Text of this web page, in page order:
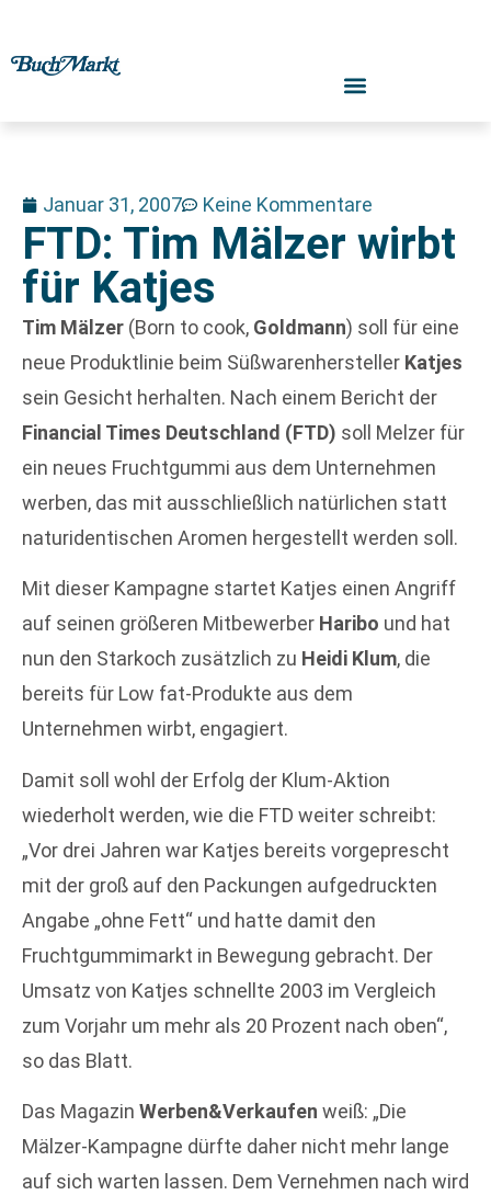
Januar 31, 2007 Keine Kommentare
FTD: Tim Mälzer wirbt
für Katjes
Tim Mälzer (Born to cook, Goldmann) soll für eine
neue Produktlinie beim Süßwarenhersteller Katjes
sein Gesicht herhalten. Nach einem Bericht der
Financial Times Deutschland (FTD) soll Melzer für
ein neues Fruchtgummi aus dem Unternehmen
werben, das mit ausschließlich natürlichen statt
naturidentischen Aromen hergestellt werden soll.
Mit dieser Kampagne startet Katjes einen Angriff
auf seinen größeren Mitbewerber Haribo und hat
nun den Starkoch zusätzlich zu Heidi Klum, die
bereits für Low fat-Produkte aus dem
Unternehmen wirbt, engagiert.
Damit soll wohl der Erfolg der Klum-Aktion
wiederholt werden, wie die FTD weiter schreibt:
„Vor drei Jahren war Katjes bereits vorgeprescht
mit der groß auf den Packungen aufgedruckten
Angabe „ohne Fett“ und hatte damit den
Fruchtgummimarkt in Bewegung gebracht. Der
Umsatz von Katjes schnellte 2003 im Vergleich
zum Vorjahr um mehr als 20 Prozent nach oben“,
so das Blatt.
Das Magazin Werben&Verkaufen weiß: „Die
Mälzer-Kampagne dürfte daher nicht mehr lange
auf sich warten lassen. Dem Vernehmen nach wird